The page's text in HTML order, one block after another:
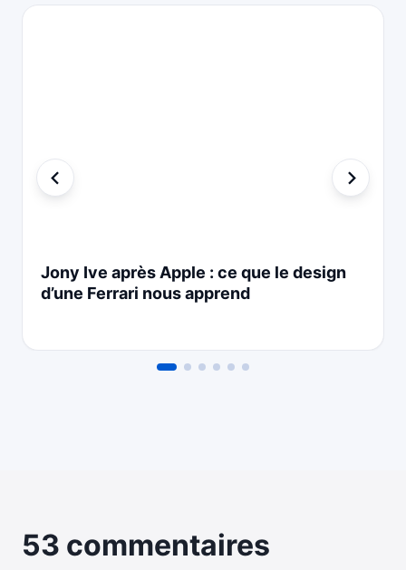
Jony Ive après Apple : ce que le design
d’une Ferrari nous apprend
53 commentaires